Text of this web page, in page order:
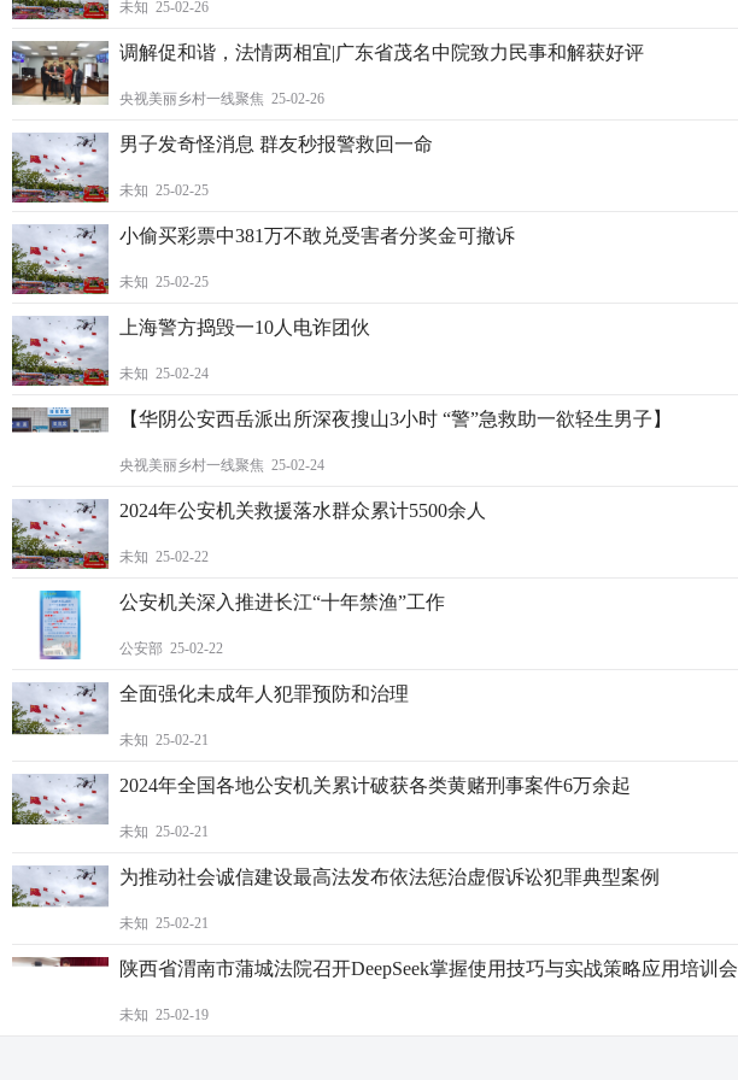
未知 25-02-26
调解促和谐，法情两相宜|广东省茂名中院致力民事和解获好评
央视美丽乡村一线聚焦 25-02-26
男子发奇怪消息 群友秒报警救回一命
未知 25-02-25
小偷买彩票中381万不敢兑受害者分奖金可撤诉
未知 25-02-25
上海警方捣毁一10人电诈团伙
未知 25-02-24
【华阴公安西岳派出所深夜搜山3小时 “警”急救助一欲轻生男子】
央视美丽乡村一线聚焦 25-02-24
2024年公安机关救援落水群众累计5500余人
未知 25-02-22
公安机关深入推进长江“十年禁渔”工作
公安部 25-02-22
全面强化未成年人犯罪预防和治理
未知 25-02-21
2024年全国各地公安机关累计破获各类黄赌刑事案件6万余起
未知 25-02-21
为推动社会诚信建设最高法发布依法惩治虚假诉讼犯罪典型案例
未知 25-02-21
陕西省渭南市蒲城法院召开DeepSeek掌握使用技巧与实战策略应用培训会
未知 25-02-19